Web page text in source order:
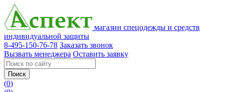
магазин спецодежды и средств
индивидуальной защиты
8-495-150-76-78 Заказать звонок
Вызвать менеджера Оставить заявку
Поиск
(0)